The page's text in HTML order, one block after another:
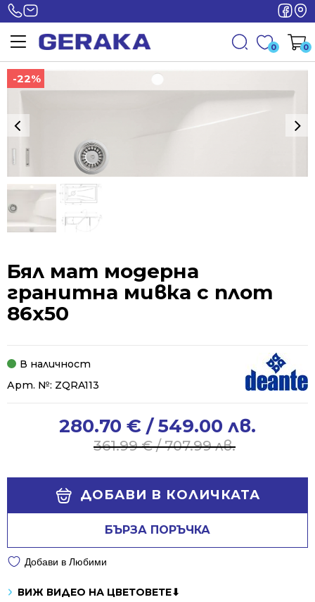
0 0
-22%
-22%
Бял мат модерна
гранитна мивка с плот
86x50
В наличност
Арт. №: ZQRA113
361.99€/ 707.99 лв.
361.99 €
280.70 € / 549.00 лв.
280.70 €
ДОБАВИ В КОЛИЧКАТА
БЪРЗА ПОРЪЧКА
Добави в Любими
ВИЖ ВИДЕО НА ЦВЕТОВЕТЕ⬇